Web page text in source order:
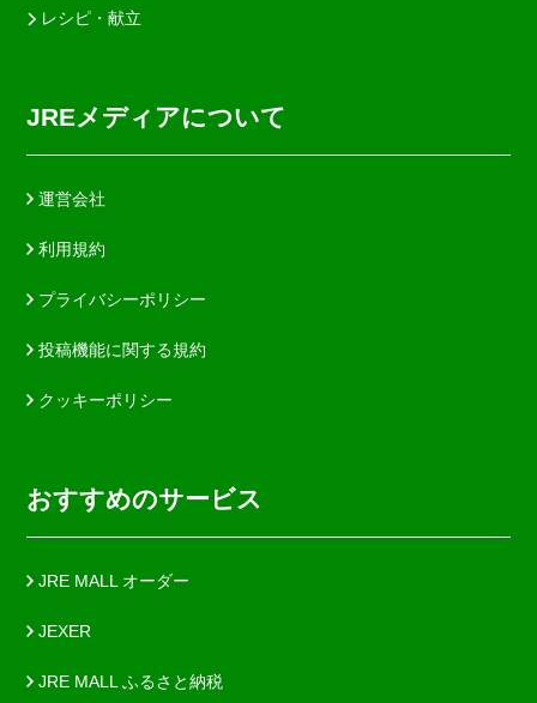
レシピ・献立
JREメディアについて
運営会社
利用規約
プライバシーポリシー
投稿機能に関する規約
クッキーポリシー
おすすめのサービス
JRE MALL オーダー
JEXER
JRE MALL ふるさと納税